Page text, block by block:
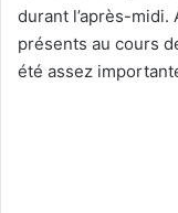
durant l’après-
présents au cours
été assez